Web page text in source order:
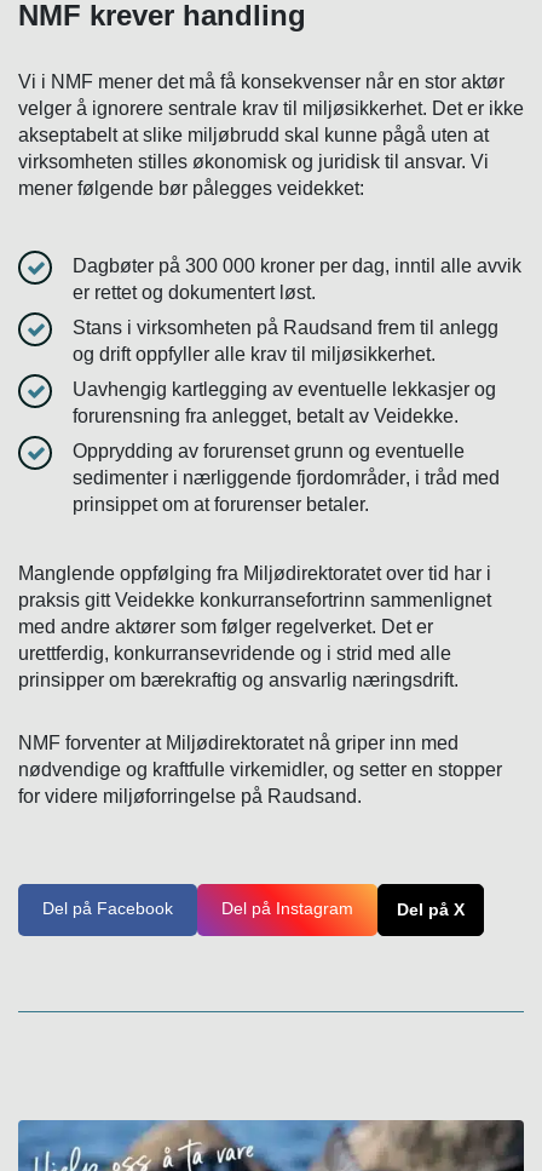
NMF krever handling
Vi i NMF mener det må få konsekvenser når en stor aktør
velger å ignorere sentrale krav til miljøsikkerhet. Det er ikke
akseptabelt at slike miljøbrudd skal kunne pågå uten at
virksomheten stilles økonomisk og juridisk til ansvar. Vi
mener følgende bør pålegges veidekket:
Dagbøter på 300 000 kroner per dag, inntil alle avvik
er rettet og dokumentert løst.
Stans i virksomheten på Raudsand frem til anlegg
og drift oppfyller alle krav til miljøsikkerhet.
Uavhengig kartlegging av eventuelle lekkasjer og
forurensning fra anlegget, betalt av Veidekke.
Opprydding av forurenset grunn og eventuelle
sedimenter i nærliggende fjordområder, i tråd med
prinsippet om at forurenser betaler.
Manglende oppfølging fra Miljødirektoratet over tid har i
praksis gitt Veidekke konkurransefortrinn sammenlignet
med andre aktører som følger regelverket. Det er
urettferdig, konkurransevridende og i strid med alle
prinsipper om bærekraftig og ansvarlig næringsdrift.
NMF forventer at Miljødirektoratet nå griper inn med
nødvendige og kraftfulle virkemidler, og setter en stopper
for videre miljøforringelse på Raudsand.
Del på Facebook Del på Instagram Del på X